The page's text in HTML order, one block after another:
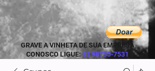
GRAVE A VINHETA DE SUA EMPRESA
CONOSCO LIGUE:83 98735-7531